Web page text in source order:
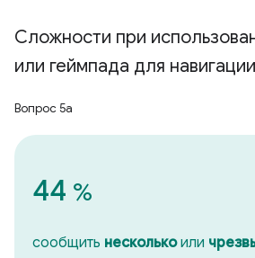
Сложности при
или геймпада для навигации
Вопрос 5а
44 %
сообщить несколькоили